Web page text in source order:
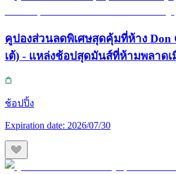
คูปองส่วนลดพิเศษสุดคุ้มที่ห้าง Don
เต้) - แหล่งช้อปสุดมันส์ที่ห้ามพลาด
ช้อปปิ้ง
Expiration date: 2026/07/30